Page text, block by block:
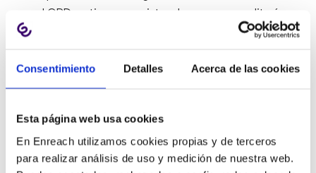
Consentimiento Detalles Acerca de las cookies
Esta página web usa cookies
En Enreach utilizamos cookies propias y de terceros
para realizar análisis de uso y medición de nuestra web.
LOPD: activar un registro de accesos, auditorías
cada dos años, cifrado de datos en las
seguridad y ubicación externa.
Herramientas de grabación de
llamadas seguras